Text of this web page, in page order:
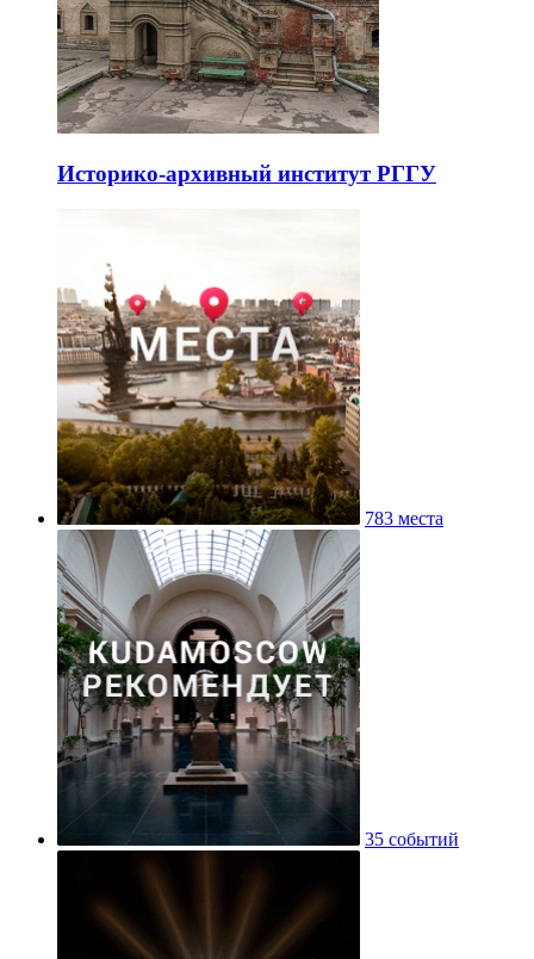
Историко-архивный институт РГГУ
783 места
35 событий